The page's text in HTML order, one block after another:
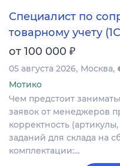
Специалист по
товарному учету
от 100 000 ₽
05 августа 2026 Москва
Мотико
Чем предстоит
заявок от менеджеров
корректность
заданий для склада на
комплектации:…